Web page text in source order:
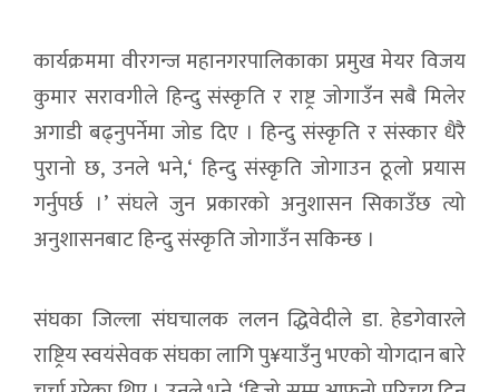
कार्यक्रममा वीरगन्ज महानगरपालिकाका प्रमुख मेयर विजय
कुमार सरावगीले हिन्दु संस्कृति र राष्ट्र जोगाउँन सबै मिलेर
अगाडी बढ्नुपर्नेमा जोड दिए । हिन्दु संस्कृति र संस्कार धैरै
पुरानो छ, उनले भने,‘ हिन्दु संस्कृति जोगाउन ठूलो प्रयास
गर्नुपर्छ ।’ संघले जुन प्रकारको अनुशासन सिकाउँछ त्यो
अनुशासनबाट हिन्दु संस्कृति जोगाउँन सकिन्छ ।
संघका जिल्ला संघचालक ललन द्धिवेदीले डा. हेडगेवारले
राष्ट्रिय स्वयंसेवक संघका लागि पु¥याउँनु भएको योगदान बारे